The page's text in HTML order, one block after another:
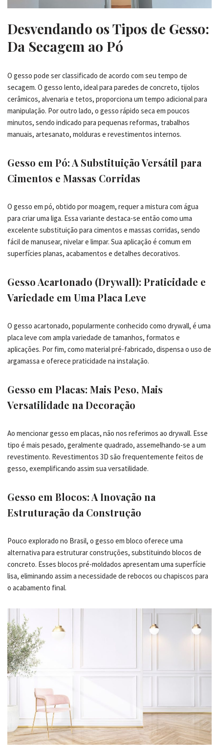
Desvendando os Tipos de Gesso:
Da Secagem ao Pó
O gesso pode ser classificado de acordo com seu tempo de
secagem. O gesso lento, ideal para paredes de concreto, tijolos
cerâmicos, alvenaria e tetos, proporciona um tempo adicional para
manipulação. Por outro lado, o gesso rápido seca em poucos
minutos, sendo indicado para pequenas reformas, trabalhos
manuais, artesanato, molduras e revestimentos internos.
Gesso em Pó: A Substituição Versátil para
Cimentos e Massas Corridas
O gesso em pó, obtido por moagem, requer a mistura com água
para criar uma liga. Essa variante destaca-se então como uma
excelente substituição para cimentos e massas corridas, sendo
fácil de manusear, nivelar e limpar. Sua aplicação é comum em
superfícies planas, acabamentos e detalhes decorativos.
Gesso Acartonado (Drywall): Praticidade e
Variedade em Uma Placa Leve
O gesso acartonado, popularmente conhecido como drywall, é uma
placa leve com ampla variedade de tamanhos, formatos e
aplicações. Por fim, como material pré-fabricado, dispensa o uso de
argamassa e oferece praticidade na instalação.
Gesso em Placas: Mais Peso, Mais
Versatilidade na Decoração
Ao mencionar gesso em placas, não nos referimos ao drywall. Esse
tipo é mais pesado, geralmente quadrado, assemelhando-se a um
revestimento. Revestimentos 3D são frequentemente feitos de
gesso, exemplificando assim sua versatilidade.
Gesso em Blocos: A Inovação na
Estruturação da Construção
Pouco explorado no Brasil, o gesso em bloco oferece uma
alternativa para estruturar construções, substituindo blocos de
concreto. Esses blocos pré-moldados apresentam uma superfície
lisa, eliminando assim a necessidade de rebocos ou chapiscos para
o acabamento final.